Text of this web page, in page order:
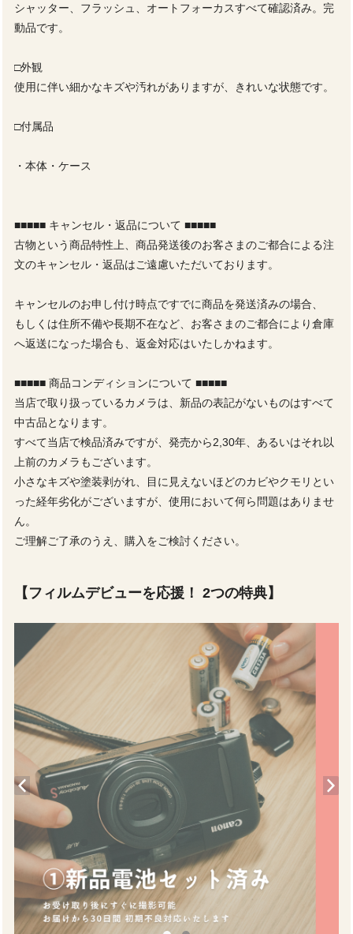
シャッター、フラッシュ、オートフォーカスすべて確認済み。完
動品です。
□外観
使用に伴い細かなキズや汚れがありますが、きれいな状態です。
□付属品
・本体・ケース
■■■■■ キャンセル・返品について ■■■■■
古物という商品特性上、商品発送後のお客さまのご都合による注
文のキャンセル・返品はご遠慮いただいております。
キャンセルのお申し付け時点ですでに商品を発送済みの場合、
もしくは住所不備や長期不在など、お客さまのご都合により倉庫
へ返送になった場合も、返金対応はいたしかねます。
■■■■■ 商品コンディションについて ■■■■■
当店で取り扱っているカメラは、新品の表記がないものはすべて
中古品となります。
すべて当店で検品済みですが、発売から2,30年、あるいはそれ以
上前のカメラもございます。
小さなキズや塗装剥がれ、目に見えないほどのカビやクモリとい
った経年劣化がございますが、使用において何ら問題はありませ
ん。
ご理解ご了承のうえ、購入をご検討ください。
【フィルムデビューを応援！ 2つの特典】